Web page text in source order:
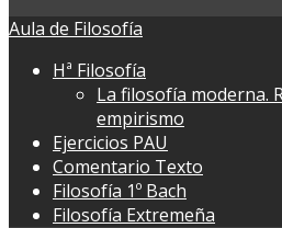
Aula de Filosofía
Hª Filosofía
La filosofía moderna.
empirismo
Ejercicios PAU
Comentario Texto
Filosofía 1º Bach
Filosofía Extremeña